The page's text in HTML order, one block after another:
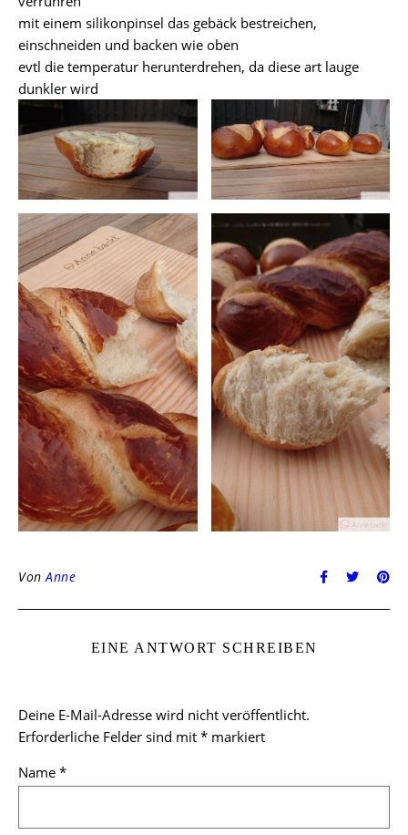
mit einem silikonpinsel das gebäck bestreichen,
einschneiden und backen wie oben
evtl die temperatur herunterdrehen, da diese art lauge
dunkler wird
VonAnne
EINE ANTWORT SCHREIBEN
Deine E-Mail-Adresse wird nicht veröffentlicht.
Erforderliche Felder sind mit * markiert
Name *